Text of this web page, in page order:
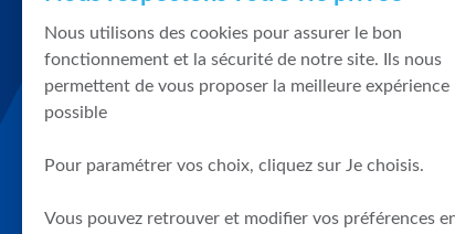
en
Tous
Nous utilisons des cookies pour assurer le bon
fonctionnement et la sécurité de notre site. Ils nous
permettent de vous proposer la meilleure expérience
possible
Pour paramétrer vos choix, cliquez sur Je choisis.
Vous pouvez retrouver et modifier vos préférences